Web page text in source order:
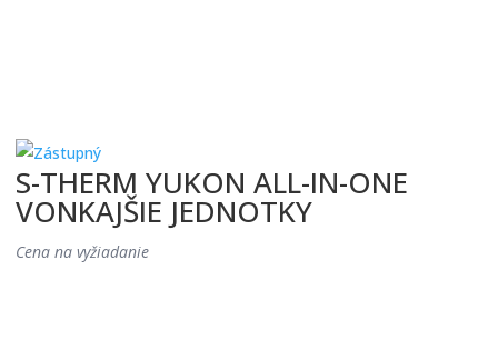
S-THERM YUKON ALL-IN-ONE
VONKAJŠIE JEDNOTKY
Cena na vyžiadanie